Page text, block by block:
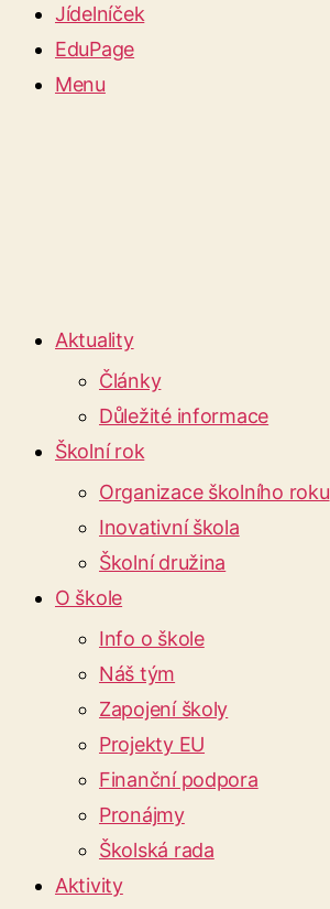
Jídelníček
EduPage
Menu
Aktuality
Články
Důležité informace
Školní rok
Organizace školního roku
Inovativní škola
Školní družina
O škole
Info o škole
Náš tým
Zapojení školy
Projekty EU
Finanční podpora
Pronájmy
Školská rada
Aktivity